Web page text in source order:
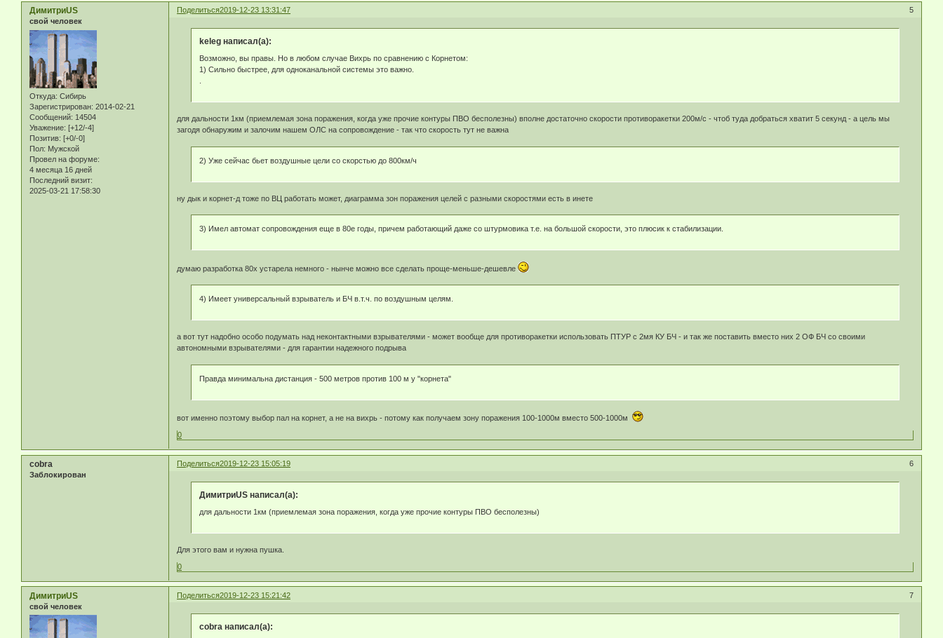
Поделиться 5
2019-12-23 13:31:47
ДимитриUS
свой человек
Откуда: Сибирь
Зарегистрирован: 2014-02-21
Сообщений: 14504
Уважение: [+12/-4]
Позитив: [+0/-0]
Пол: Мужской
Провел на форуме:
4 месяца 16 дней
Последний визит:
2025-03-21 17:58:30
keleg написал(а):
Возможно, вы правы. Но в любом случае Вихрь по сравнению с Корнетом:
1) Сильно быстрее, для одноканальной системы это важно.
для дальности 1км (приемлемая зона поражения, когда уже прочие контуры ПВО бесполезны) вполне достаточно скорости противоракетки 200м/с - чтоб туда добраться хватит 5 секунд - а цель мы
загодя обнаружим и залочим нашем ОЛС на сопровождение - так что скорость тут не важна
2) Уже сейчас бьет воздушные цели со скорстью до 800км/ч
ну дык и корнет-д тоже по ВЦ работать может, диаграмма зон поражения целей с разными скоростями есть в инете
3) Имел автомат сопровождения еще в 80е годы, причем работающий даже со штурмовика т.е. на большой скорости, это плюсик к стабилизации.
думаю разработка 80х устарела немного - нынче можно все сделать проще-меньше-дешевле
4) Имеет универсальный взрыватель и БЧ в.т.ч. по воздушным целям.
а вот тут надобно особо подумать над неконтактными взрывателями - может вообще для противоракетки использовать ПТУР с 2мя КУ БЧ - и так же поставить вместо них 2 ОФ БЧ со своими
автономными взрывателями - для гарантии надежного подрыва
Правда минимальна дистанция - 500 метров против 100 м у "корнета"
вот именно поэтому выбор пал на корнет, а не на вихрь - потому как получаем зону поражения 100-1000м вместо 500-1000м
0
Поделиться 6
2019-12-23 15:05:19
cobra
Заблокирован
ДимитриUS написал(а):
для дальности 1км (приемлемая зона поражения, когда уже прочие контуры ПВО бесполезны)
Для этого вам и нужна пушка.
0
Поделиться 7
2019-12-23 15:21:42
ДимитриUS
свой человек
cobra написал(а):